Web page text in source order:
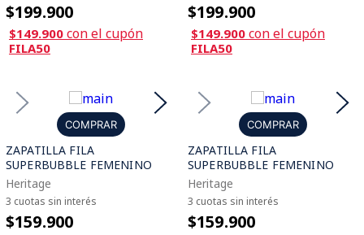
$199.900
$149.900 con el cupón
FILA50
$199.900
$149.900 con el cupón
FILA50
COMPRAR
ZAPATILLA FILA
SUPERBUBBLE FEMENINO
Heritage
3 cuotas sin interés
$159.900
COMPRAR
ZAPATILLA FILA
SUPERBUBBLE FEMENINO
Heritage
3 cuotas sin interés
$159.900